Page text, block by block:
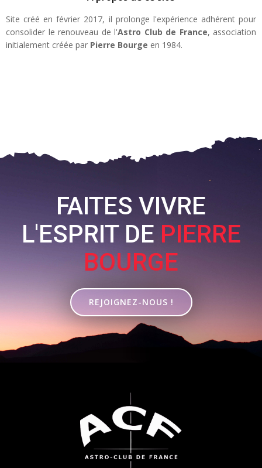
Site créé en février 2017, il prolonge l'expérience adhérent pour
consolider le renouveau de l'Astro Club de France, association
initialement créée par Pierre Bourge en 1984.
FAITES VIVRE
L'ESPRIT DE PIERRE
BOURGE
REJOIGNEZ-NOUS !